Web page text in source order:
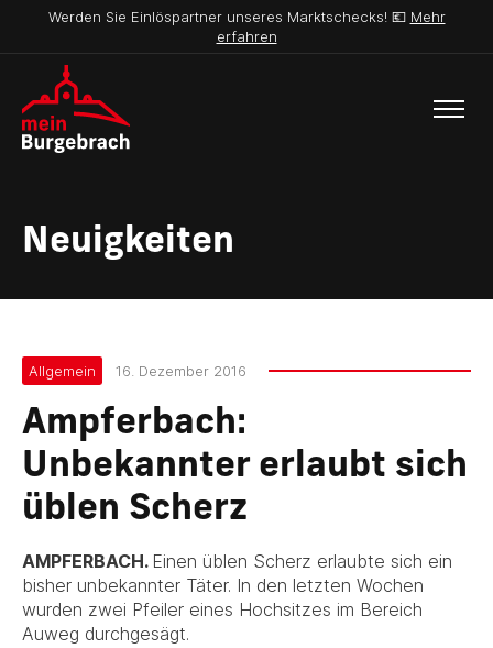
Werden Sie Einlöspartner unseres Marktschecks! 💶 Mehr
erfahren
Neuigkeiten
Allgemein 16. Dezember 2016
Ampferbach:
Unbekannter erlaubt sich
üblen Scherz
AMPFERBACH. Einen üblen Scherz erlaubte sich ein
bisher unbekannter Täter. In den letzten Wochen
wurden zwei Pfeiler eines Hochsitzes im Bereich
Auweg durchgesägt.